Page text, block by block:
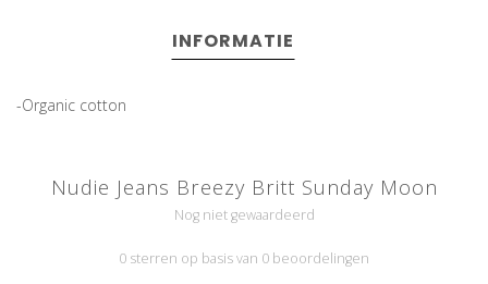
INFORMATIE
-Organic cotton
Nudie Jeans Breezy Britt Sunday Moon
Nog niet gewaardeerd
0 sterren op basis van 0 beoordelingen